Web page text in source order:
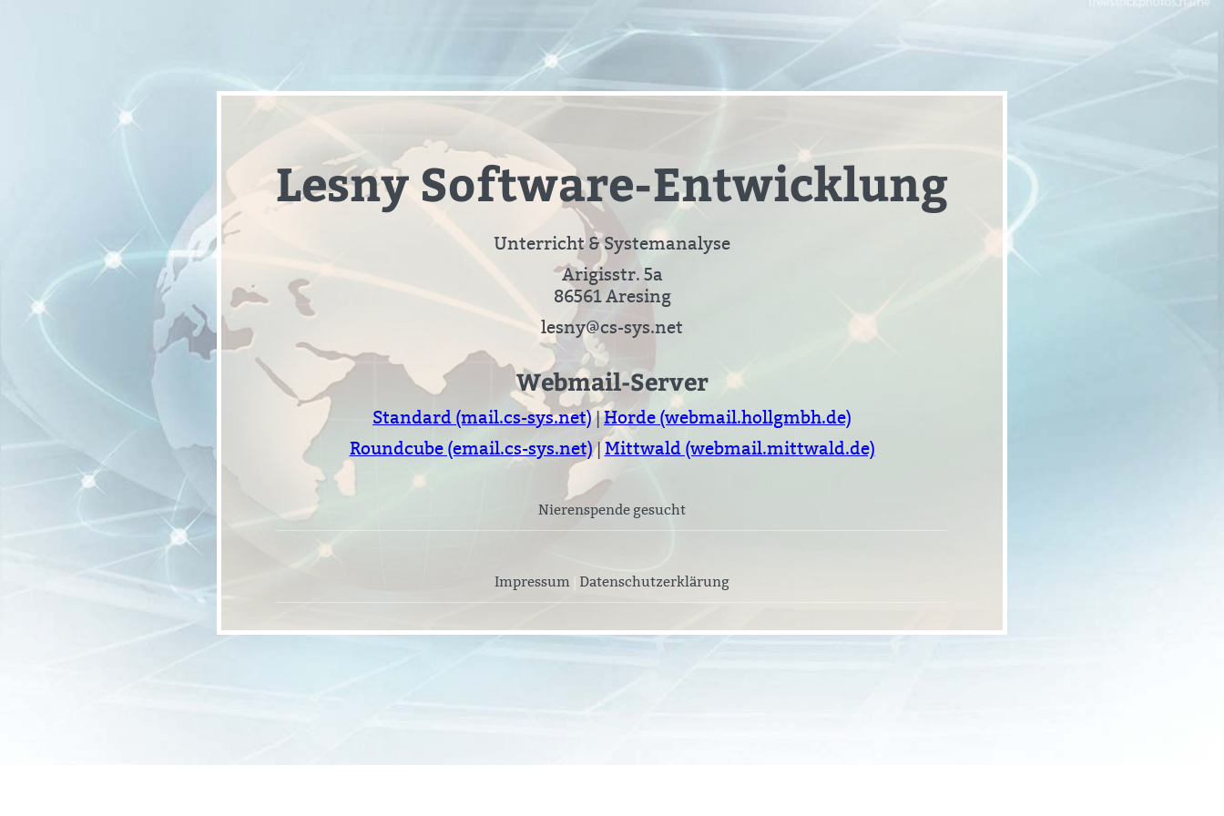
Lesny Software-Entwicklung
Unterricht & Systemanalyse
Arigisstr. 5a
86561 Aresing
lesny@cs-sys.net
Webmail-Server
Standard (mail.cs-sys.net)|Horde (webmail.hollgmbh.de)
Roundcube (email.cs-sys.net)|Mittwald (webmail.mittwald.de)
Nierenspende gesucht
Impressum Datenschutzerklärung